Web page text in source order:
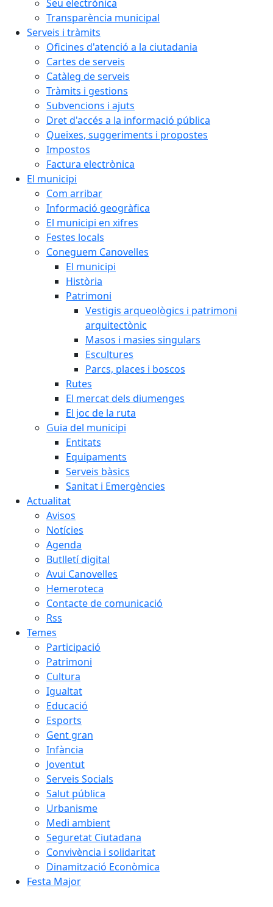
Seu electrònica
Transparència municipal
Serveis i tràmits
Oficines d'atenció a la ciutadania
Cartes de serveis
Catàleg de serveis
Tràmits i gestions
Subvencions i ajuts
Dret d'accés a la informació pública
Queixes, suggeriments i propostes
Impostos
Factura electrònica
El municipi
Com arribar
Informació geogràfica
El municipi en xifres
Festes locals
Coneguem Canovelles
El municipi
Història
Patrimoni
Vestigis arqueològics i patrimoni
arquitectònic
Masos i masies singulars
Escultures
Parcs, places i boscos
Rutes
El mercat dels diumenges
El joc de la ruta
Guia del municipi
Entitats
Equipaments
Serveis bàsics
Sanitat i Emergències
Actualitat
Avisos
Notícies
Agenda
Butlletí digital
Avui Canovelles
Hemeroteca
Contacte de comunicació
Rss
Temes
Participació
Patrimoni
Cultura
Igualtat
Educació
Esports
Gent gran
Infància
Joventut
Serveis Socials
Salut pública
Urbanisme
Medi ambient
Seguretat Ciutadana
Convivència i solidaritat
Dinamització Econòmica
Festa Major